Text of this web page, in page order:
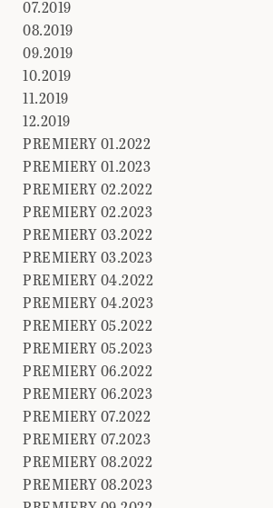
07.2019
08.2019
09.2019
10.2019
11.2019
12.2019
PREMIERY 01.2022
PREMIERY 01.2023
PREMIERY 02.2022
PREMIERY 02.2023
PREMIERY 03.2022
PREMIERY 03.2023
PREMIERY 04.2022
PREMIERY 04.2023
PREMIERY 05.2022
PREMIERY 05.2023
PREMIERY 06.2022
PREMIERY 06.2023
PREMIERY 07.2022
PREMIERY 07.2023
PREMIERY 08.2022
PREMIERY 08.2023